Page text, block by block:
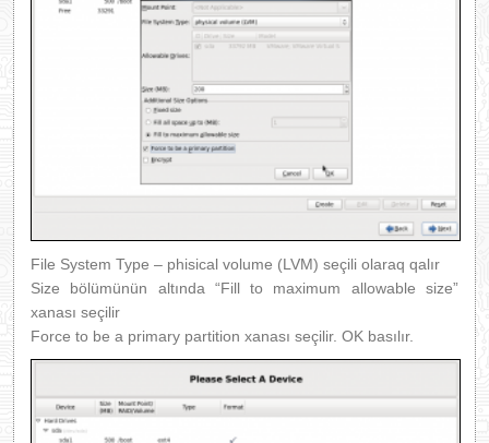
File System Type – phisical volume (LVM) seçili olaraq qalır
Size bölümünün altında “Fill to maximum allowable size”
xanası seçilir
Force to be a primary partition xanası seçilir. OK basılır.